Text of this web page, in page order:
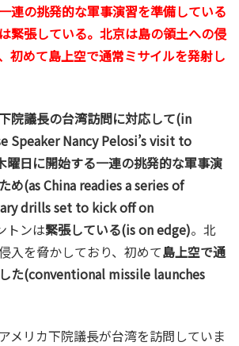
連の挑発的な軍事演習を準備している
緊張している。北京は島の領土への侵
初めて島上空で通常ミサイルを発射し
院議長の台湾訪問に対応して(in
Speaker Nancy Pelosi’s visit to
曜日に開始する一連の挑発的な軍事演
め(as China readies a series of
drills set to kick off on
トンは緊張している(is on edge)。北
入を脅かしており、初めて島上空で通
た(conventional missile launches
メリカ下院議長が台湾を訪問していま